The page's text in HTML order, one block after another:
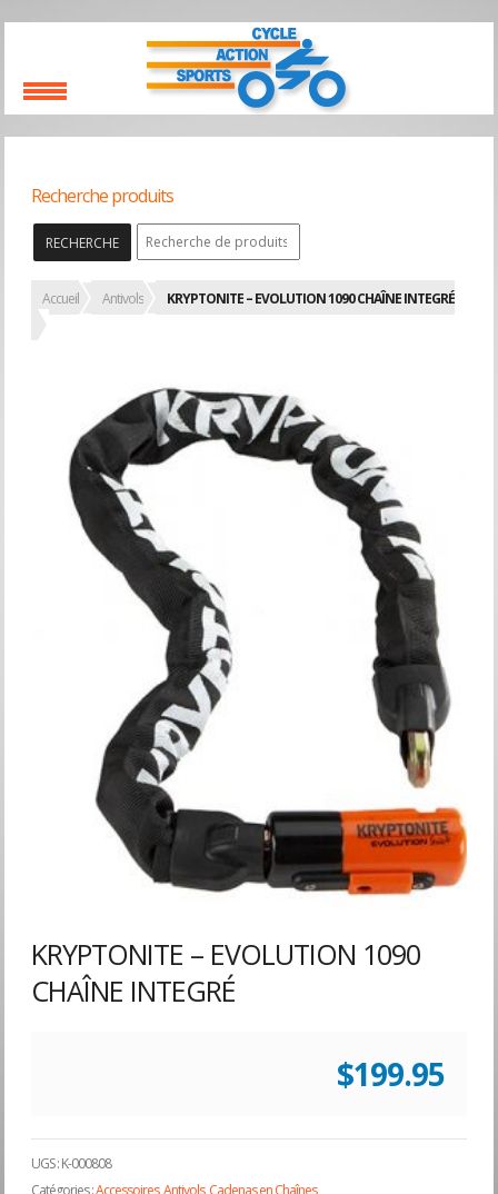
Recherche produits
RECHERCHE
Accueil Antivols KRYPTONITE – EVOLUTION 1090 CHAÎNE INTEGRÉ
KRYPTONITE – EVOLUTION 1090
CHAÎNE INTEGRÉ
$199.95
UGS :K-000808
Catégories :Accessoires,Antivols,Cadenas en Chaînes